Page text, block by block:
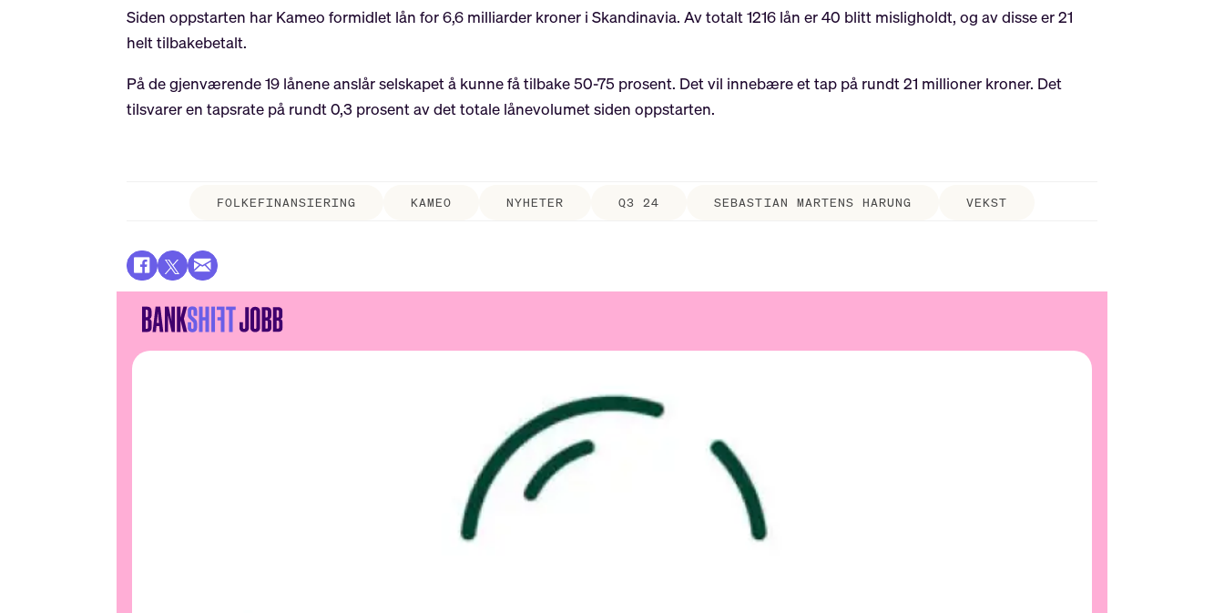
Siden oppstarten har Kameo formidlet lån for 6,6 milliarder kroner i Skandinavia. Av totalt 1216 lån er 40 blitt misligholdt, og av disse er 21
helt tilbakebetalt.
På de gjenværende 19 lånene anslår selskapet å kunne få tilbake 50-75 prosent. Det vil innebære et tap på rundt 21 millioner kroner. Det
tilsvarer en tapsrate på rundt 0,3 prosent av det totale lånevolumet siden oppstarten.
FOLKEFINANSIERING KAMEO NYHETER Q3 24 SEBASTIAN MARTENS HARUNG VEKST